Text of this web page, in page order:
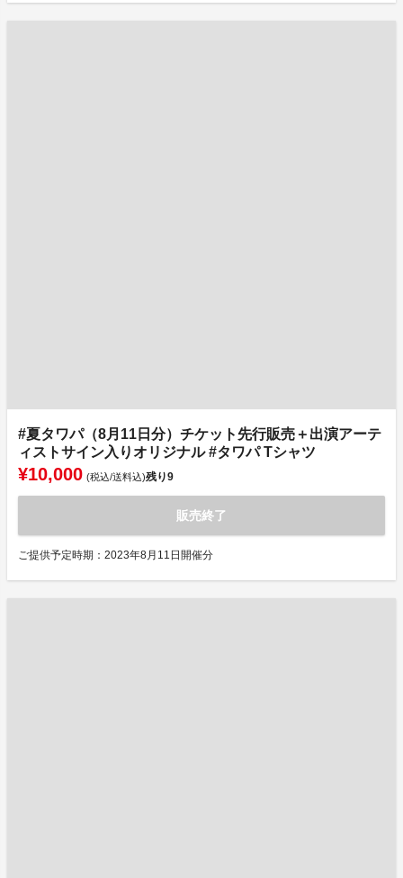
#夏タワパ（8月11日分）チケット先行販売＋出演アーテ
ィストサイン入りオリジナル #タワパ Tシャツ
¥10,000 (税込/送料込)残り9
販売終了
ご提供予定時期：2023年8月11日開催分